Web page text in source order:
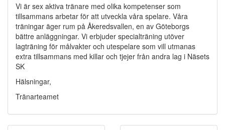
Vi är sex aktiva tränare med olika kompetenser som
tillsammans arbetar för att utveckla våra spelare. Våra
träningar äger rum på Åkeredsvallen, en av Göteborgs
bättre anläggningar. Vi erbjuder specialträning utöver
lagträning för målvakter och utespelare som vill utmanas
extra tillsammans med killar och tjejer från andra lag i Näsets
SK
Hälsningar,
Tränarteamet